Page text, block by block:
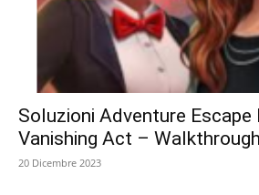
Soluzioni Adventure
Vanishing Act – Walkthrough
20 Dicembre 2023